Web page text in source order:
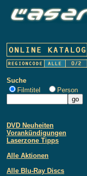
Suche
Filmtitel
Person
DVD Neuheiten
Vorankündigungen
Laserzone Tipps
Alle Aktionen
Alle Blu-Ray Discs